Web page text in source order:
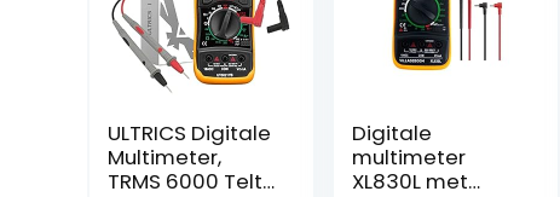
ULTRICS Digitale
Multimeter,
TRMS 6000 Telt
Digitale
multimeter
XL830L met